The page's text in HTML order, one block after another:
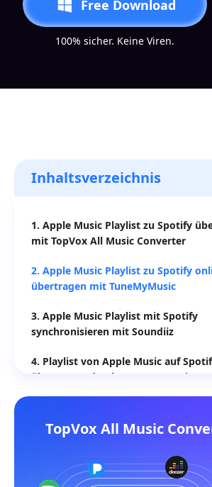
Free Download
100% sicher. Keine Viren.
Inhaltsverzeichnis
1. Apple Music Playlist zu Spotify
mit TopVox All Music Converter
2. Apple Music Playlist zu Spotify
übertragen mit TuneMyMusic
3. Apple Music Playlist mit Spotify
synchronisieren mit Soundiiz
4. Playlist von Apple Music auf
übertragen durch FreeYourMusic
übertragen mit SongShift
via Playlistor
TopVox All Music